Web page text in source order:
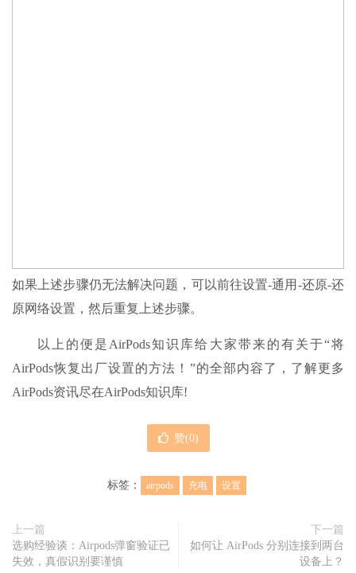
如果上述步骤仍无法解决问题，可以前往设置-通用-还原-还
原网络设置，然后重复上述步骤。
以上的便是AirPods知识库给大家带来的有关于“将
AirPods恢复出厂设置的方法！”的全部内容了，了解更多
AirPods资讯尽在AirPods知识库!
赞(0)
标签： airpods 充电 设置
上一篇
选购经验谈：Airpods弹窗验证已
失效，真假识别要谨慎
下一篇
如何让 AirPods 分别连接到两台
设备上？